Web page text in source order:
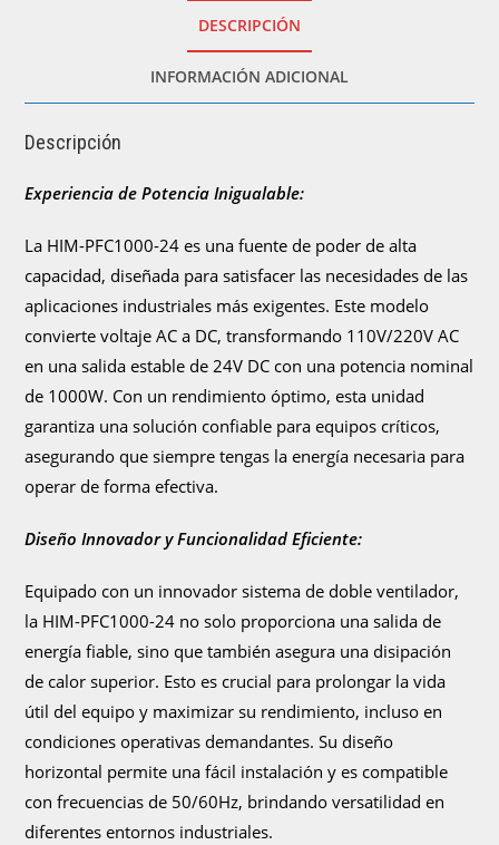
DESCRIPCIÓN
INFORMACIÓN ADICIONAL
Descripción
Experiencia de Potencia Inigualable:
La HIM-PFC1000-24 es una fuente de poder de alta
capacidad, diseñada para satisfacer las necesidades de las
aplicaciones industriales más exigentes. Este modelo
convierte voltaje AC a DC, transformando 110V/220V AC
en una salida estable de 24V DC con una potencia nominal
de 1000W. Con un rendimiento óptimo, esta unidad
garantiza una solución confiable para equipos críticos,
asegurando que siempre tengas la energía necesaria para
operar de forma efectiva.
Diseño Innovador y Funcionalidad Eficiente:
Equipado con un innovador sistema de doble ventilador,
la HIM-PFC1000-24 no solo proporciona una salida de
energía fiable, sino que también asegura una disipación
de calor superior. Esto es crucial para prolongar la vida
útil del equipo y maximizar su rendimiento, incluso en
condiciones operativas demandantes. Su diseño
horizontal permite una fácil instalación y es compatible
con frecuencias de 50/60Hz, brindando versatilidad en
diferentes entornos industriales.